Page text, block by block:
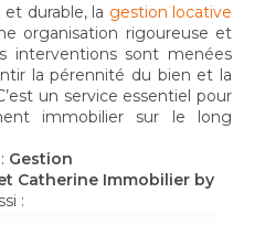
durable, la gestion locative
organisation rigoureuse et
interventions sont menées
la pérennité du bien et la
un service essentiel pour
immobilier sur le long
Gestion
Catherine Immobilier by
: